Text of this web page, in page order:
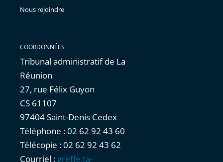
Nous rejoindre
COORDONNÉES
Tribunal administratif de La
Réunion
27, rue Félix Guyon
CS 61107
97404 Saint-Denis Cedex
Téléphone : 02 62 92 43 60
Télécopie : 02 62 92 43 62
Courriel : greffe.ta-